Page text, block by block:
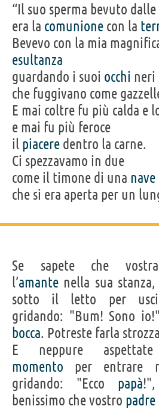
“Il suo sperma bevuto
era la comunione con la
Bevevo con la mia
esultanza
guardando i suoi occhi neri
che fuggivano come
E mai coltre fu più calda e
e mai fu più feroce
il piacere dentro la carne.
Ci spezzavamo in due
come il timone di una nave
che si era aperta per un
Se sapete che
l’amante nella sua
sotto il letto per
gridando: "Bum! Sono
bocca. Potreste farla
E neppure
momento per entrare
gridando: "Ecco papà
benissimo che vostro padre